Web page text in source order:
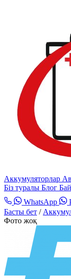
Аккумуляторлар
Біз туралы Блог
WhatsApp
Басты бет /
Фото жоқ